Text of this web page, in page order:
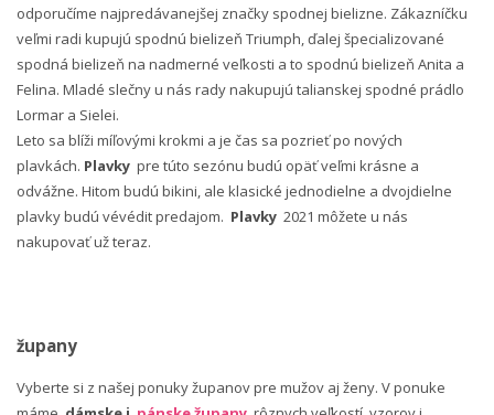
odporučíme najpredávanejšej značky spodnej bielizne. Zákazníčku
veľmi radi kupujú spodnú bielizeň Triumph, ďalej špecializované
spodná bielizeň na nadmerné veľkosti a to spodnú bielizeň Anita a
Felina. Mladé slečny u nás rady nakupujú talianskej spodné prádlo
Lormar a Sielei.
Leto sa blíži míľovými krokmi a je čas sa pozrieť po nových
plavkách. Plavky pre túto sezónu budú opäť veľmi krásne a
odvážne. Hitom budú bikini, ale klasické jednodielne a dvojdielne
plavky budú vévédit predajom. Plavky 2021 môžete u nás
nakupovať už teraz.
župany
Vyberte si z našej ponuky županov pre mužov aj ženy. V ponuke